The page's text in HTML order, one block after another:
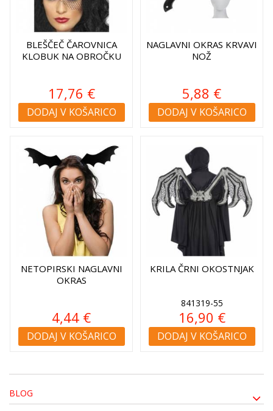
BLEŠČEČ ČAROVNICA
KLOBUK NA OBROČKU
17,76 €
DODAJ V KOŠARICO
NAGLAVNI OKRAS KRVAVI
NOŽ
5,88 €
DODAJ V KOŠARICO
NETOPIRSKI NAGLAVNI
OKRAS
4,44 €
DODAJ V KOŠARICO
KRILA ČRNI OKOSTNJAK
841319-55
16,90 €
DODAJ V KOŠARICO
BLOG